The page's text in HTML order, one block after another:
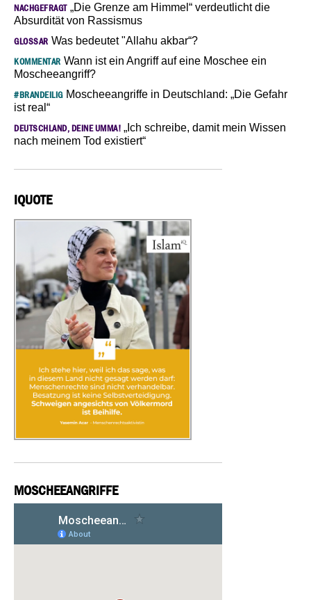
NACHGEFRAGT„Die Grenze am Himmel“ verdeutlicht die
Absurdität von Rassismus
GLOSSAR Was bedeutet "Allahu akbar“?
KOMMENTAR Wann ist ein Angriff auf eine Moschee ein
Moscheeangriff?
#BRANDEILIGMoscheeangriffe in Deutschland: „Die Gefahr
ist real“
DEUTSCHLAND, DEINE UMMA! „Ich schreibe, damit mein Wissen
nach meinem Tod existiert“
IQUOTE
MOSCHEEANGRIFFE